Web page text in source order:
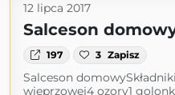
12 lipca 2017
Salceson
197 3 Zapisz
Salceson
wieprzowej4 ozory1